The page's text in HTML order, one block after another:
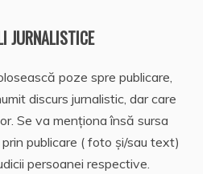
JURNALISTICE
poze spre publicare,
discurs jurnalistic, dar care
Se va menționa însă sursa
publicare ( foto și/sau text)
persoanei respective.